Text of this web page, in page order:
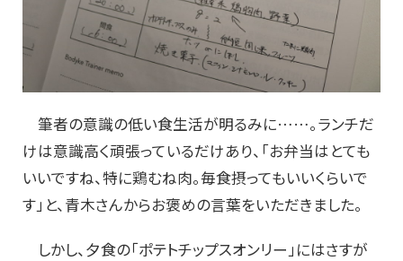
筆者の意識の低い食生活が明るみに……。ランチだ
けは意識高く頑張っているだけあり、「お弁当はとても
いいですね、特に鶏むね肉。毎食摂ってもいいくらいで
す」と、青木さんからお褒めの言葉をいただきました。
しかし、夕食の「ポテトチップスオンリー」にはさすが